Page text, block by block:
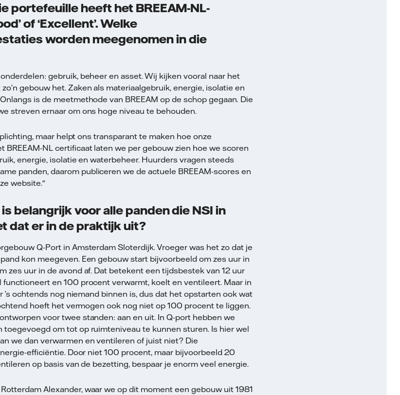
portefeuille heeft het BREEAM-NL-
of ‘Excellent’. Welke
worden meegenomen in die
gebruik, beheer en asset. Wij kijken vooral naar het
gebouw het. Zaken als materiaalgebruik, energie, isolatie en
is de meetmethode van BREEAM op de schop gegaan. Die
streven ernaar om ons hoge niveau te behouden.
maar helpt ons transparant te maken hoe onze
BREEAM-NL certificaat laten we per gebouw zien hoe we scoren
energie, isolatie en waterbeheer. Huurders vragen steeds
panden, daarom publiceren we de actuele BREEAM-scores en
website."
belangrijk voor alle panden die NSI in
dat er in de praktijk uit?
Q-Port in Amsterdam Sloterdijk. Vroeger was het zo dat je
kon meegeven. Een gebouw start bijvoorbeeld om zes uur in
zes uur in de avond af. Dat betekent een tijdsbestek van 12 uur
functioneert en 100 procent verwarmt, koelt en ventileert. Maar in
’s ochtends nog niemand binnen is, dus dat het opstarten ook wat
hoeft het vermogen ook nog niet op 100 procent te liggen.
voor twee standen: aan en uit. In Q-port hebben we
om tot op ruimteniveau te kunnen sturen. Is hier wel
we dan verwarmen en ventileren of juist niet? Die
efficiëntie. Door niet 100 procent, maar bijvoorbeeld 20
op basis van de bezetting, bespaar je enorm veel energie.
Alexander, waar we op dit moment een gebouw uit 1981